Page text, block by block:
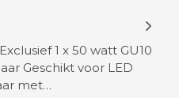
1 x 50 watt GU10
Geschikt voor LED
met…